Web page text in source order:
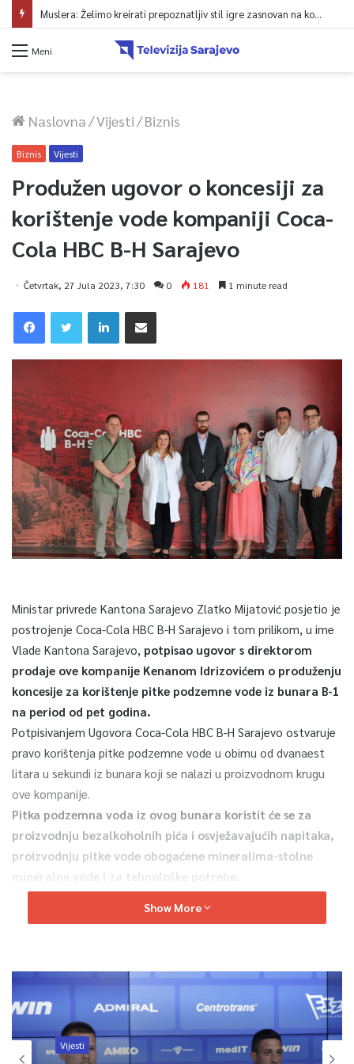
Muslera: Želimo kreirati prepoznatljiv stil igre zasnovan na kontroli lopte
Meni
Naslovna/Vijesti/Biznis
Biznis Vijesti
Produžen ugovor o koncesiji za
korištenje vode kompaniji Coca-
Cola HBC B-H Sarajevo
Četvrtak, 27 Jula 2023, 7:30 0 181 1 minute read
Ministar privrede Kantona Sarajevo Zlatko Mijatović posjetio je
postrojenje Coca-Cola HBC B-H Sarajevo i tom prilikom, u ime
Vlade Kantona Sarajevo, potpisao ugovor s direktorom
prodaje ove kompanije Kenanom Idrizovićem o produženju
koncesije za korištenje pitke podzemne vode iz bunara B-1
na period od pet godina.
Potpisivanjem Ugovora Coca-Cola HBC B-H Sarajevo ostvaruje
pravo korištenja pitke podzemne vode u obimu od dvanaest
litara u sekundi iz bunara koji se nalazi u proizvodnom krugu
ove kompanije.
Pitka podzemna voda iz ovog bunara koristit će se za
proizvodnju bezalkoholnih pića i osvježavajućih napitaka,
proizvodnju pitke vode obogaćene mineralima-stolne
mineralne vode i za tehnološke potrebe.
Na ovaj način će se rasteretiti sistem vodosnabdijevanja,
doprinijet će se razvoju privrede na području Kantona Sarajevo,
“Značaj jedne ovakve kompanije na području Kantona Sarajevo
je nemjerljiv. Pored doprinosa koji ostvaruju svojim
poslovanjem, oni su i jedan vid poticaja razvoju drugim
Show More
Vijesti